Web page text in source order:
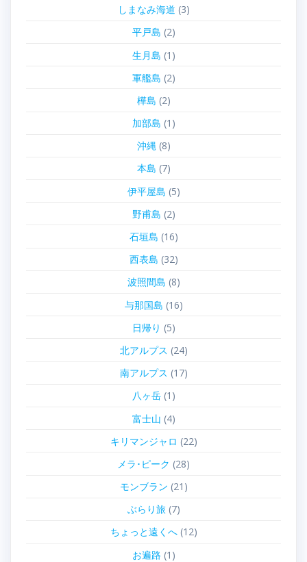
しまなみ海道 (3)
平戸島 (2)
生月島 (1)
軍艦島 (2)
樺島 (2)
加部島 (1)
沖縄(8)
本島 (7)
伊平屋島 (5)
野甫島 (2)
石垣島 (16)
西表島 (32)
波照間島 (8)
与那国島 (16)
日帰り (5)
北アルプス (24)
南アルプス (17)
八ヶ岳(1)
富士山 (4)
キリマンジャロ (22)
メラ･ピーク (28)
モンブラン (21)
ぶらり旅(7)
ちょっと遠くへ(12)
お遍路 (1)